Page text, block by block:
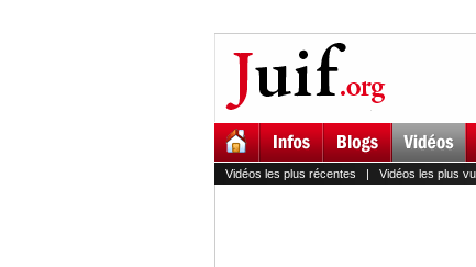
Vidéos les plus récentes | Vidéos les plus